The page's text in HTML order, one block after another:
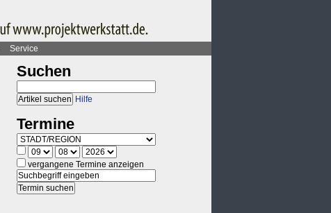
Service
Suchen
Hilfe
Termine
vergangene Termine anzeigen